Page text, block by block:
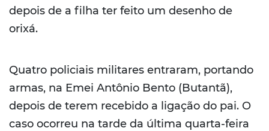
depois de a filha ter feito um desenho de
orixá.
Quatro policiais militares entraram, portando
armas, na Emei Antônio Bento (Butantã),
depois de terem recebido a ligação do pai. O
caso ocorreu na tarde da última quarta-feira